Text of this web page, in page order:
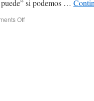
si podemos …
Off